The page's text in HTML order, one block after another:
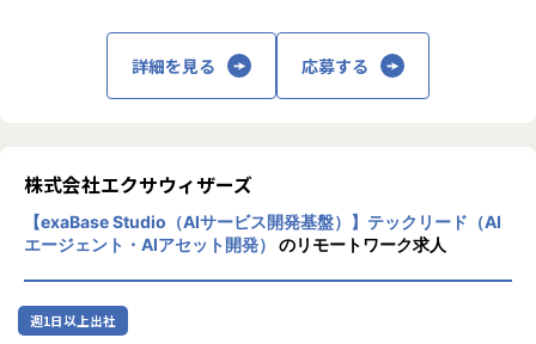
・開発ツールのレビューサイト「Findy Tools」（https://fin
・テックカンファレンスのプラットフォーム「Findy Confer
ence」（https://conference.findy-code.io/）
00社以上に利用されています。
また、「技術立国日本を取り戻す」という設立趣意のもと、
2024年のインド進出を皮切りに、現在は韓国・台湾でも「Fi
ndy Team+」を展開しています。
企業成長の源泉であるソフトウェア開発において日本発のイ
ノベーションを増やし、世界市場で競争力を持つ日本のIT企
■募集背景
「九州No.1のAIサービス会社」を目指し、スタートアップ的
に一気に50名規模の組織を立ち上げます。
初期メンバーならではの大きな裁量のもと、事業の方向性そ
時間外労働の有無： 有（月平均10時間）
休憩時間： 60分
詳細を見る 応募する
株式会社エクサウィザーズ
【exaBase Studio（AIサービス開発基盤）】テックリード（AI
エージェント・AIアセット開発）
のリモートワーク求人
週1日以上出社